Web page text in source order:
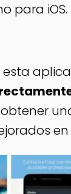
para iOS.
esta
en